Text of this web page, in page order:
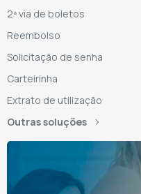
2ª via de boletos
Reembolso
Solicitação de senha
Carteirinha
Extrato de utilização
Outras soluções